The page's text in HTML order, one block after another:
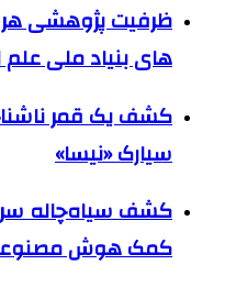
ظرفیت پژوهشی
های بنیاد ملی
کشف یک قمر
سیارک «نیسا»
کشف سیاه‌چاله
کمک هوش